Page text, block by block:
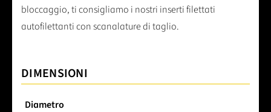
bloccaggio, ti consigliamo i nostri inserti filettati
autofilettanti con scanalature di taglio.
DIMENSIONI
Diametro